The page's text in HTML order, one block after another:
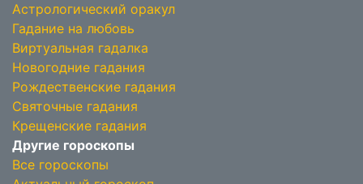
Астрологический оракул
Гадание на любовь
Виртуальная гадалка
Новогодние гадания
Рождественские гадания
Святочные гадания
Крещенские гадания
Другие гороскопы
Все гороскопы